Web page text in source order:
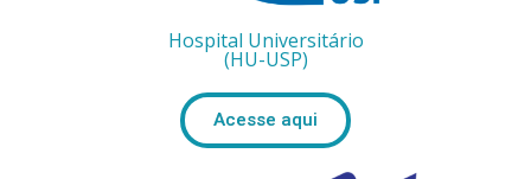
Hospital Universitário
(HU-USP)
Acesse aqui